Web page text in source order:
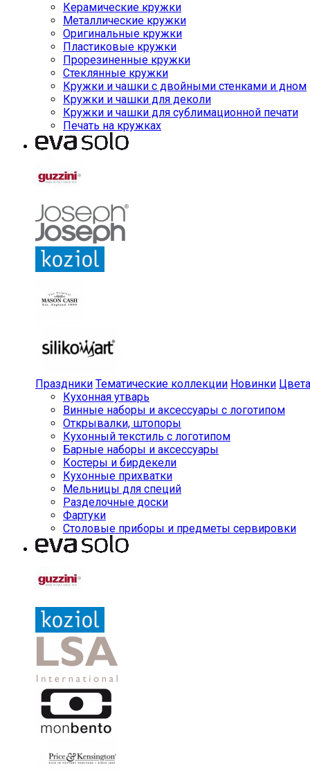
Керамические кружки
Металлические кружки
Оригинальные кружки
Пластиковые кружки
Прорезиненные кружки
Стеклянные кружки
Кружки и чашки с двойными стенками и дном
Кружки и чашки для деколи
Кружки и чашки для сублимационной печати
Печать на кружках
Праздники Тематические коллекции Новинки Цвета
Кухонная утварь
Винные наборы и аксессуары с логотипом
Открывалки, штопоры
Кухонный текстиль с логотипом
Барные наборы и аксессуары
Костеры и бирдекели
Кухонные прихватки
Мельницы для специй
Разделочные доски
Фартуки
Столовые приборы и предметы сервировки